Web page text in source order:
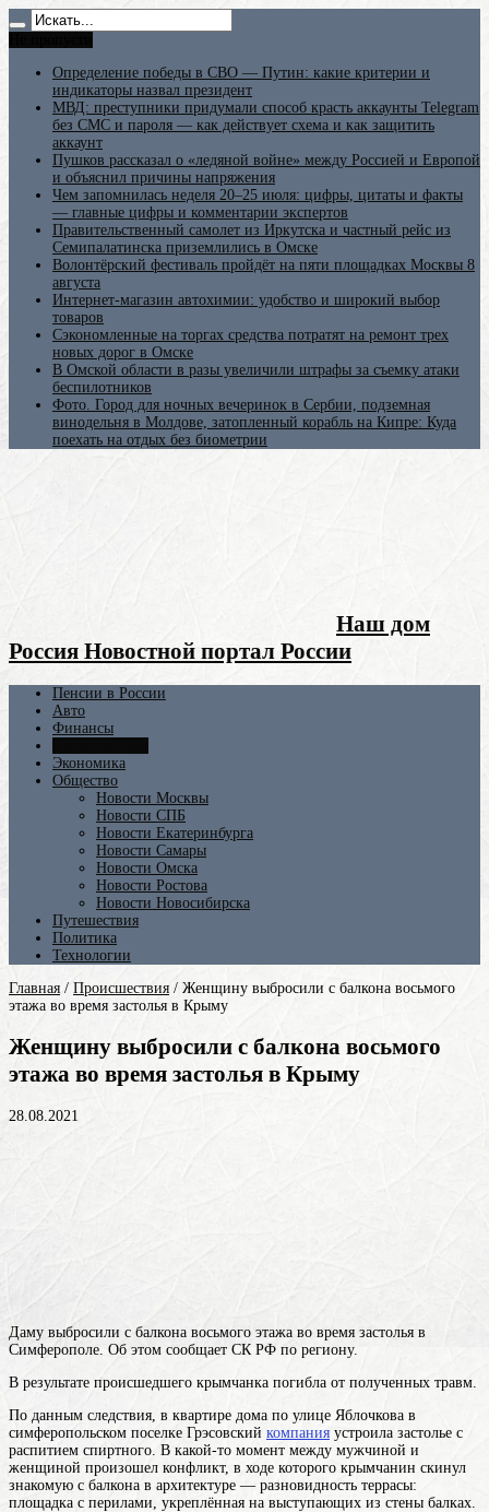
Определение победы в СВО — Путин: какие критерии и
индикаторы назвал президент
МВД: преступники придумали способ красть аккаунты Telegram
без СМС и пароля — как действует схема и как защитить
аккаунт
Пушков рассказал о «ледяной войне» между Россией и Европой
и объяснил причины напряжения
Чем запомнилась неделя 20–25 июля: цифры, цитаты и факты
— главные цифры и комментарии экспертов
Правительственный самолет из Иркутска и частный рейс из
Семипалатинска приземлились в Омске
Волонтёрский фестиваль пройдёт на пяти площадках Москвы 8
августа
Интернет-магазин автохимии: удобство и широкий выбор
товаров
Сэкономленные на торгах средства потратят на ремонт трех
новых дорог в Омске
В Омской области в разы увеличили штрафы за съемку атаки
беспилотников
Фото. Город для ночных вечеринок в Сербии, подземная
винодельня в Молдове, затопленный корабль на Кипре: Куда
поехать на отдых без биометрии
Наш дом
Россия Новостной портал России
Пенсии в России
Авто
Финансы
Экономика
Общество
Новости Москвы
Новости СПБ
Новости Екатеринбурга
Новости Самары
Новости Омска
Новости Ростова
Новости Новосибирска
Путешествия
Политика
Технологии
Главная / Происшествия / Женщину выбросили с балкона восьмого
этажа во время застолья в Крыму
Женщину выбросили с балкона восьмого
этажа во время застолья в Крыму
28.08.2021
Даму выбросили с балкона восьмого этажа во время застолья в
Симферополе. Об этом сообщает СК РФ по региону.
В результате происшедшего крымчанка погибла от полученных травм.
По данным следствия, в квартире дома по улице Яблочкова в
симферопольском поселке Грэсовский компания устроила застолье с
распитием спиртного. В какой-то момент между мужчиной и
женщиной произошел конфликт, в ходе которого крымчанин скинул
знакомую с балкона в архитектуре — разновидность террасы:
площадка с перилами, укреплённая на выступающих из стены балках